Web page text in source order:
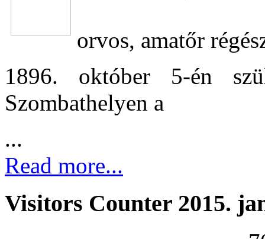
orvos, amatőr
1896. október 5-én
Szombathelyen a
...
Read more...
Visitors Counter 2015.